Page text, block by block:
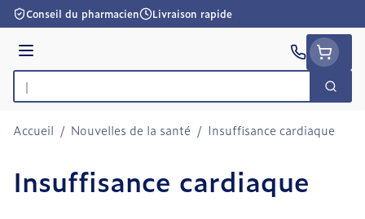
Aller au contenu
Conseil du pharmacien Livraison rapide
Menu
Rechercher
Accueil / Nouvelles de la santé / Insuffisance cardiaque
Insuffisance cardiaque